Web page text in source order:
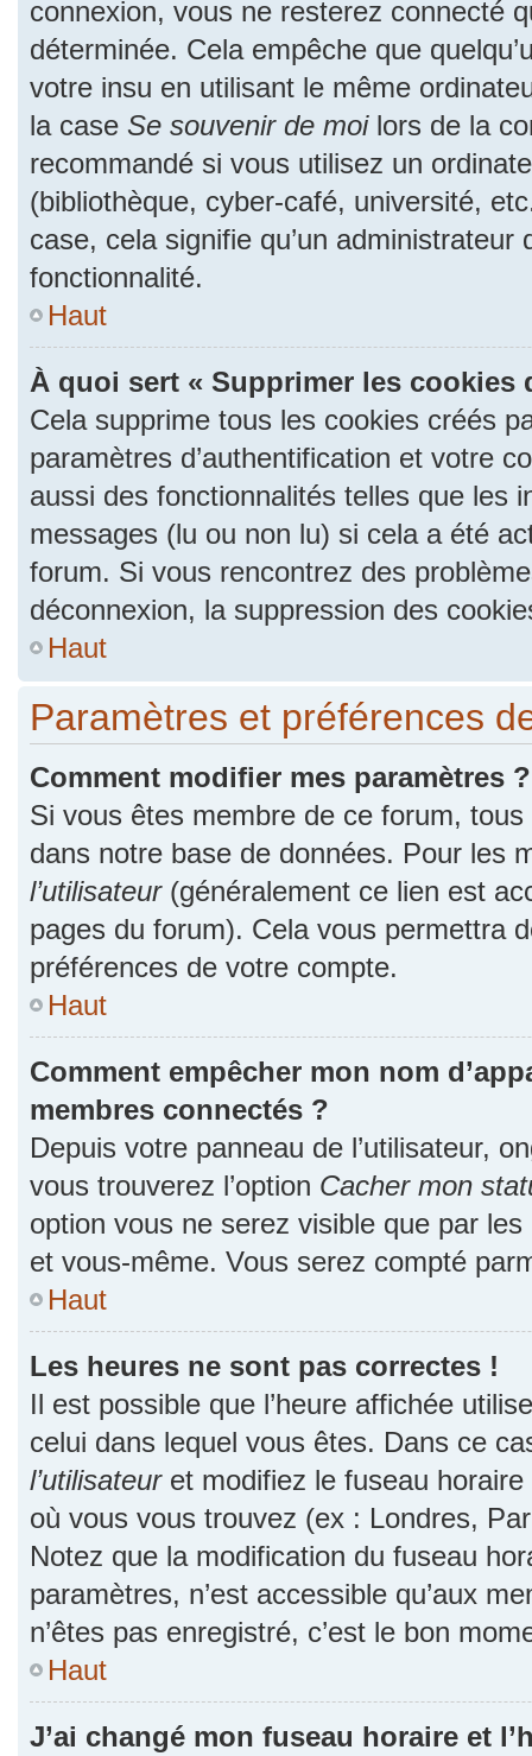
connexion, vous ne resterez connecté
déterminée. Cela empêche que
votre insu en utilisant le même
la case Se souvenir de moilors de la
recommandé si vous utilisez un
(bibliothèque, cyber-café, université,
case, cela signifie qu’un
fonctionnalité.
Haut
À quoi sert « Supprimer les cookies
Cela supprime tous les cookies créés
paramètres d’authentification et votre
aussi des fonctionnalités telles que les
messages (lu ou non lu) si cela a été
forum. Si vous rencontrez des
déconnexion, la suppression des
Haut
Paramètres et préférences
Comment modifier mes paramètres ?
Si vous êtes membre de ce forum,
dans notre base de données. Pour les
l’utilisateur(généralement ce lien est
pages du forum). Cela vous permettra
préférences de votre compte.
Haut
Comment empêcher mon nom
membres connectés ?
Depuis votre panneau de l’utilisateur,
vous trouverez l’option Cacher mon
option vous ne serez visible que par
et vous-même. Vous serez compté
Haut
Les heures ne sont pas correctes !
Il est possible que l’heure affichée
celui dans lequel vous êtes. Dans ce
l’utilisateuret modifiez le fuseau horaire
où vous vous trouvez (ex : Londres,
Notez que la modification du fuseau
paramètres, n’est accessible qu’aux
n’êtes pas enregistré, c’est le bon
Haut
J’ai changé mon fuseau horaire et